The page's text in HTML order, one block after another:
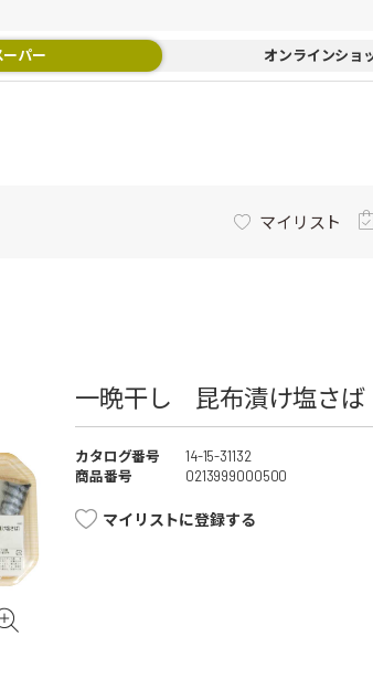
ーパー オンラインショ
マイリスト
一晩干し 昆布漬け塩さば
カタログ番号
14-15-31132
商品番号
0213999000500
マイリストに登録する